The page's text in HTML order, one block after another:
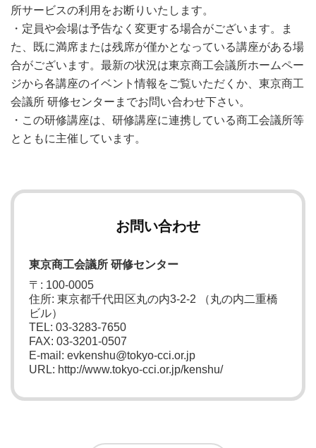
所サービスの利用をお断りいたします。
・定員や会場は予告なく変更する場合がございます。ま
た、既に満席または残席が僅かとなっている講座がある場
合がございます。最新の状況は東京商工会議所ホームペー
ジから各講座のイベント情報をご覧いただくか、東京商工
会議所 研修センターまでお問い合わせ下さい。
・この研修講座は、研修講座に連携している商工会議所等
とともに主催しています。
お問い合わせ
東京商工会議所 研修センター
〒: 100-0005
住所: 東京都千代田区丸の内3-2-2 （丸の内二重橋
ビル）
TEL: 03-3283-7650
FAX: 03-3201-0507
E-mail: evkenshu@tokyo-cci.or.jp
URL: http://www.tokyo-cci.or.jp/kenshu/